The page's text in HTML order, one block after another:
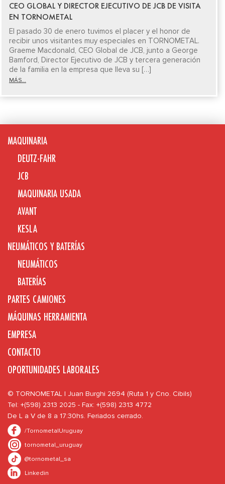
CEO GLOBAL Y DIRECTOR EJECUTIVO DE JCB DE VISITA
EN TORNOMETAL
El pasado 30 de enero tuvimos el placer y el honor de
recibir unos visitantes muy especiales en TORNOMETAL.
Graeme Macdonald, CEO Global de JCB, junto a George
Bamford, Director Ejecutivo de JCB y tercera generación
de la familia en la empresa que lleva su […]
MÁS...
MAQUINARIA
DEUTZ-FAHR
JCB
MAQUINARIA USADA
AVANT
KESLA
NEUMÁTICOS Y BATERÍAS
NEUMÁTICOS
BATERÍAS
PARTES CAMIONES
MÁQUINAS HERRAMIENTA
EMPRESA
CONTACTO
OPORTUNIDADES LABORALES
© TORNOMETAL | Juan Burghi 2694 (Ruta 1 y Cno. Cibils)
Tel: +(598) 2313 2025 - Fax: +(598) 2313 4772
De L a V de 8 a 17:30hs. Feriados cerrado.
/TornometalUruguay
tornometal_uruguay
@tornometal_sa
Linkedin